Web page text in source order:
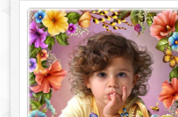
Весенний календарь с рамкой
Фотошопа - 2023
Светлой Пасхи
Весенний календарь с рамкой
Фотошопа - 2023 Праздник
Пасхи PSD | 4961 х 3508 | 300 dpi